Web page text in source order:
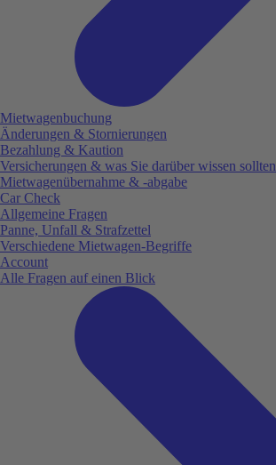
Mietwagenbuchung
Änderungen & Stornierungen
Bezahlung & Kaution
Versicherungen & was Sie darüber wissen sollten
Mietwagenübernahme & -abgabe
Car Check
Allgemeine Fragen
Panne, Unfall & Strafzettel
Verschiedene Mietwagen-Begriffe
Account
Alle Fragen auf einen Blick